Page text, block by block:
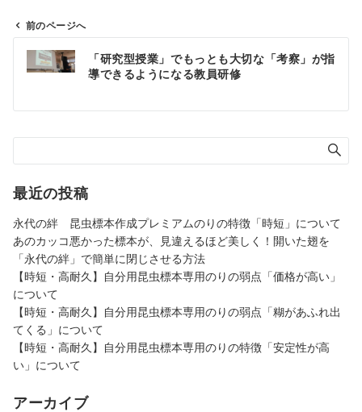
シ
ョ
前のページへ
「研究型授業」でもっとも大切な「考察」が指
導できるようになる教員研修
最近の投稿
永代の絆 昆虫標本作成プレミアムのりの特徴「時短」について
あのカッコ悪かった標本が、見違えるほど美しく！開いた翅を
「永代の絆」で簡単に閉じさせる方法
【時短・高耐久】自分用昆虫標本専用のりの弱点「価格が高い」
について
【時短・高耐久】自分用昆虫標本専用のりの弱点「糊があふれ出
てくる」について
【時短・高耐久】自分用昆虫標本専用のりの特徴「安定性が高
い」について
アーカイブ